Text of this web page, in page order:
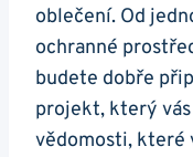
oblečení. Od
ochranné
budete dobře
projekt, který
vědomosti, které